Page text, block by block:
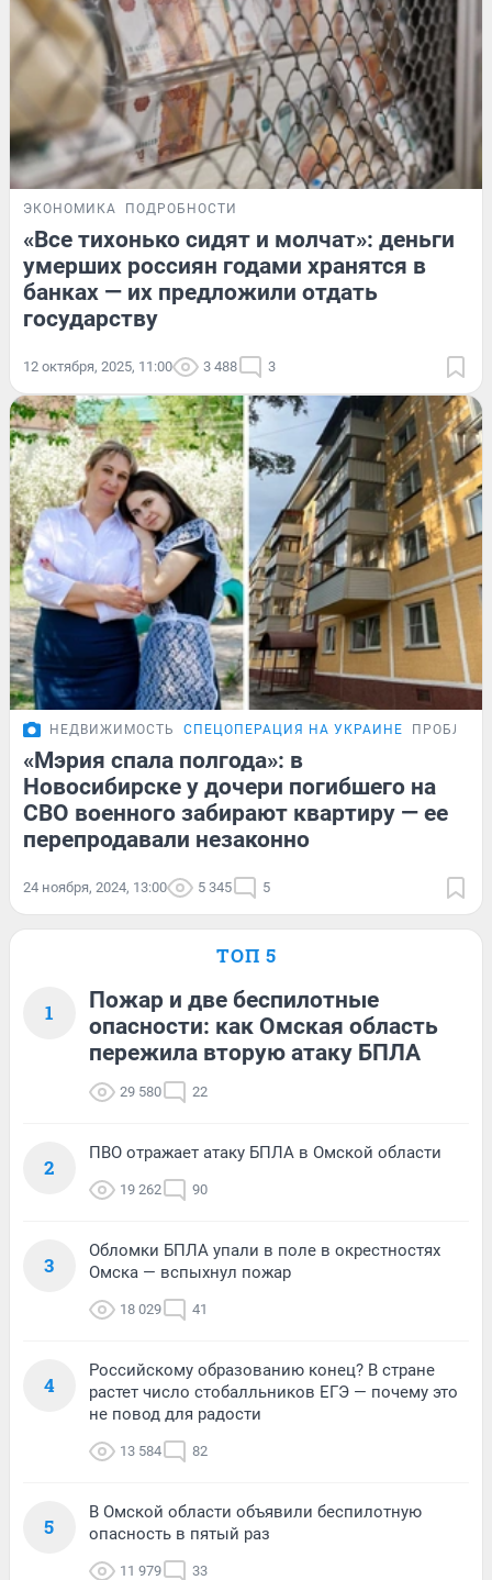
ЭКОНОМИКА ПОДРОБНОСТИ
«Все тихонько сидят и молчат»: деньги
умерших россиян годами хранятся в
банках — их предложили отдать
государству
12 октября, 2025, 11:00 3 488 3
НЕДВИЖИМОСТЬ СПЕЦОПЕРАЦИЯ НА УКРАИНЕ ПРОБЛЕМА
«Мэрия спала полгода»: в
Новосибирске у дочери погибшего на
СВО военного забирают квартиру — ее
перепродавали незаконно
24 ноября, 2024, 13:00 5 345 5
ТОП 5
1
Пожар и две беспилотные
опасности: как Омская область
пережила вторую атаку БПЛА
29 580 22
2
ПВО отражает атаку БПЛА в Омской области
19 262 90
3
Обломки БПЛА упали в поле в окрестностях
Омска — вспыхнул пожар
18 029 41
4
Российскому образованию конец? В стране
растет число стобалльников ЕГЭ — почему это
не повод для радости
13 584 82
5
В Омской области объявили беспилотную
опасность в пятый раз
11 979 33